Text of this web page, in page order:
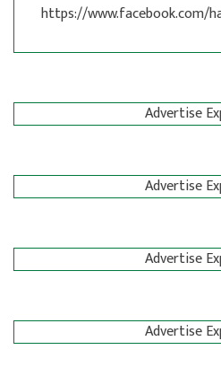
https://www.facebook.com/
Advertise
Advertise
Advertise
Advertise